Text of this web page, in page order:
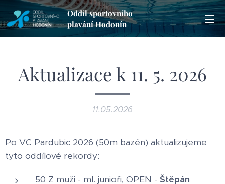
Oddíl sportovního
plavání Hodonín
Aktualizace k 11. 5. 2026
11.05.2026
Po VC Pardubic 2026 (50m bazén) aktualizujeme
tyto oddílové rekordy:
50 Z muži - ml. junioři, OPEN - Štěpán